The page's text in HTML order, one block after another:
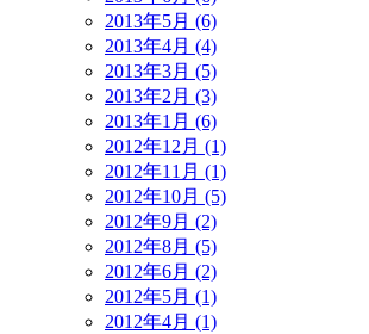
2013年5月 (6)
2013年4月 (4)
2013年3月 (5)
2013年2月 (3)
2013年1月 (6)
2012年12月 (1)
2012年11月 (1)
2012年10月 (5)
2012年9月 (2)
2012年8月 (5)
2012年6月 (2)
2012年5月 (1)
2012年4月 (1)